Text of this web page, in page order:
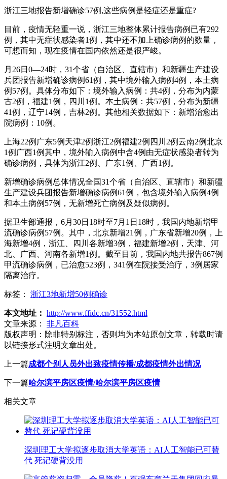
浙江三地报告新增确诊57例,这些病例是轻症还是重症?
目前，疫情无轻重一说，浙江三地整体累计报告病例已有292
例，其中无症状感染者1例，其中还不加上确诊病例的数量，
可想而知，现在疫情在国内依然还是很严峻。
月26日0—24时，31个省（自治区、直辖市）和新疆生产建设
兵团报告新增确诊病例61例，其中境外输入病例4例，本土病
例57例。具体分布如下：境外输入病例：共4例，分布为内蒙
古2例，福建1例，四川1例。本土病例：共57例，分布为新疆
41例，辽宁14例，吉林2例。其他相关数据如下：新增治愈出
院病例：10例。
上海22例广东5例天津2例浙江2例福建2例四川2例云南2例北京
1例广西1例其中，境外输入病例中含4例由无症状感染者转为
确诊病例，具体为浙江2例、广东1例、广西1例。
新增确诊病例总体情况全国31个省（自治区、直辖市）和新疆
生产建设兵团报告新增确诊病例61例，包含境外输入病例4例
和本土病例57例，无新增死亡病例及疑似病例。
据卫生部通报，6月30日18时至7月1日18时，我国内地新增甲
流确诊病例57例。其中，北京新增21例，广东省新增20例，上
海新增4例，浙江、四川各新增3例，福建新增2例，天津、河
北、广西、河南各新增1例。截至目前，我国内地共报告867例
甲流确诊病例，已治愈523例，341例在院接受治疗，3例居家
隔离治疗。
标签： 浙江3地新增50例确诊
本文地址： http://www.ffidc.cn/31552.html
文章来源：
非凡百科
版权声明： 除非特别标注，否则均为本站原创文章，转载时请
以链接形式注明文章出处。
上一篇成都个别人员外出致疫情传播/成都疫情外出情况
下一篇哈尔滨平房区疫情/哈尔滨平房区疫情
相关文章
深圳理工大学拟逐步取消大学英语：AI人工智能已可替
代 死记硬背没用